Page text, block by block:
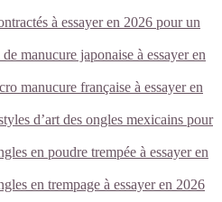
à essayer en 2026 pour un
manucure japonaise à essayer en
manucure française à essayer en
d’art des ongles mexicains pour
en poudre trempée à essayer en
en trempage à essayer en 2026